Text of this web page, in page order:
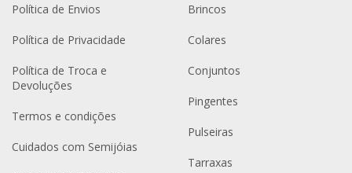
Política de Envios
Política de Privacidade
Política de Troca e
Devoluções
Termos e condições
Cuidados com Semijóias
Brincos
Colares
Conjuntos
Pingentes
Pulseiras
Tarraxas